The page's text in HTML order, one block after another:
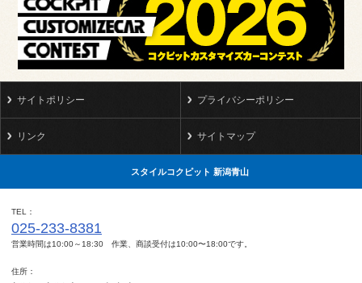
サイトポリシー プライバシーポリシー
リンク サイトマップ
スタイルコクピット 新潟青山
TEL
025-233-8381
営業時間は10:00～18:30 作業、商談受付は10:00〜18:00です。
住所